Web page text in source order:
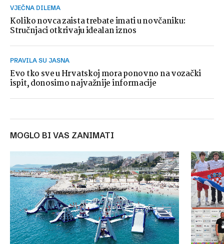
VJEČNA DILEMA
Koliko novca zaista trebate imati u novčaniku:
Stručnjaci otkrivaju idealan iznos
PRAVILA SU JASNA
Evo tko sve u Hrvatskoj mora ponovno na vozački
ispit, donosimo najvažnije informacije
MOGLO BI VAS ZANIMATI